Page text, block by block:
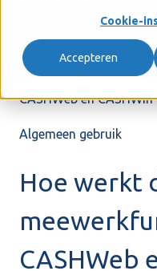
Cookie-
Accepteren
CASHWeb en CASHWin
Algemeen gebruik
Hoe werkt
CASHWeb